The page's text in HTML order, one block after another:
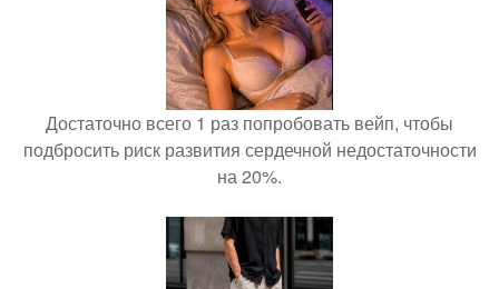
Достаточно всего 1 раз попробовать вейп, чтобы
подбросить риск развития сердечной недостаточности
на 20%.